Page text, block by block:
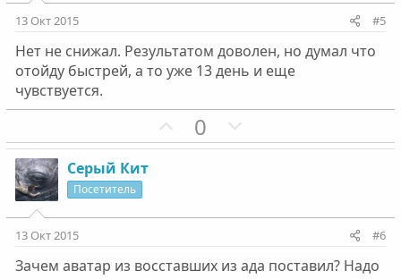
н
ы
й
о
с
н
ы
й
о
с
13 Окт 2015 #5
Нет не снижал. Результатом доволен, но думал что
отойду быстрей, а то уже 13 день и еще
чувствуется.
П
о
т
0
е
т
Серый Кит
Посетитель
13 Окт 2015 #6
Зачем аватар из восставших из ада поставил? Надо